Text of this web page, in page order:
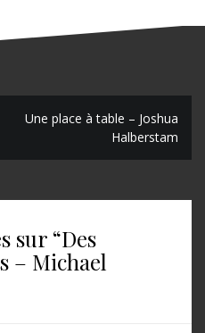
Une place à table – Joshua
Halberstam
sur “Des
– Michael